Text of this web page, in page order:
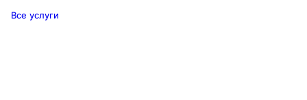
Все услуги